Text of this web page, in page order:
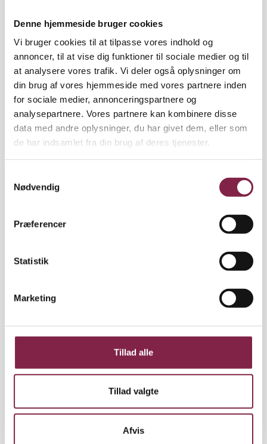
Denne hjemmeside bruger cookies
Vi bruger cookies til at tilpasse vores indhold og
annoncer, til at vise dig funktioner til sociale medier og til
at analysere vores trafik. Vi deler også oplysninger om
din brug af vores hjemmeside med vores partnere inden
for sociale medier, annonceringspartnere og
analysepartnere. Vores partnere kan kombinere disse
data med andre oplysninger, du har givet dem, eller som
de har indsamlet fra din brug af deres tjenester.
Nødvendig
Præferencer
Statistik
Marketing
Tillad alle
Tillad valgte
Afvis
pædagogerne har været nødt til at indoptage den
tænkning, som virkelig sætter sig meget voldsomt
igennem.”
Pædagog: ”Hvis børnene spurgte, ’kan
vi det?’ Ja, så kunne vi”
Jan Kampmann vurderer, at standardiseringen har
dræbt dele af det, som pædagogerne giver udtryk
for gør det værd at arbejde som pædagog. Det er,
når nærværet åbner for noget, når pædagoger og
husker tilbage på det eller det skøre projekt,
Pædagog Anne-Mette Skjødt Petersen blev
hvordan det var en tid, hvor der var mulighed for at
afprøve alle de ting, som børnene gerne ville
”Hvis børn spurgte: kan vi det? Ja, så kunne vi,” siger
uddannelsen, fortæller hun videre og nævner fag
som ’praktisk pædagogik’, ’værkstedsfag’,
’stemmepleje’ og ’drama’.
De praktiske fag eksisterer ikke længere, og jeg tror,
at de unge, der uddanner sig i dag, har en følelse af